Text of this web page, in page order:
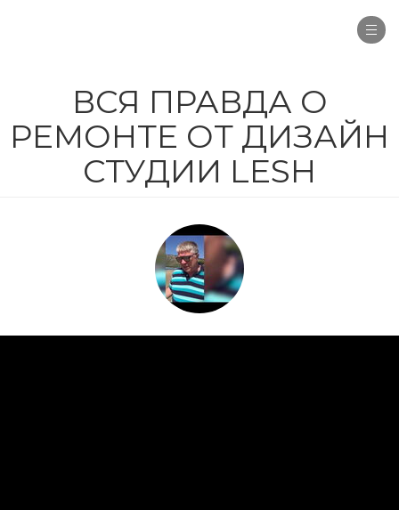
ВСЯ ПРАВДА О
РЕМОНТЕ ОТ ДИЗАЙН
СТУДИИ LESH